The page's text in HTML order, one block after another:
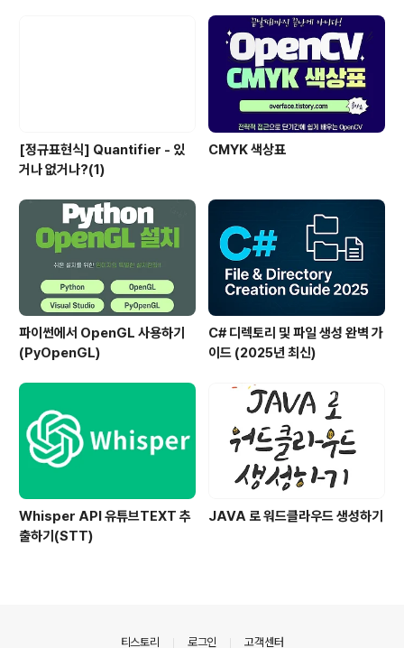
[정규표현식] Quantifier - 있
거나 없거나?(1)
CMYK 색상표
파이썬에서 OpenGL 사용하기
(PyOpenGL)
C# 디렉토리 및 파일 생성 완벽 가
이드 (2025년 최신)
Whisper API 유튜브TEXT 추
출하기(STT)
JAVA 로 워드클라우드 생성하기
티스토리 로그인 고객센터